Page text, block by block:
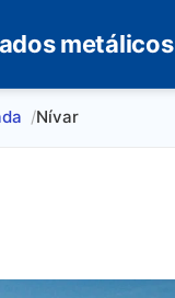
metálicos
Nívar